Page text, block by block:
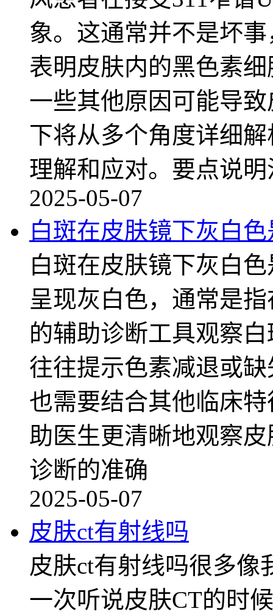
象。这通常并不是坏
表明皮肤内的黑色素
一些其他原因可能导
下将从多个角度详细
理解和应对。要点说
2025-05-07
白斑在皮肤镜下灰白
白斑在皮肤镜下灰白
呈现灰白色，通常是
的辅助诊断工具观察
往往提示色素减退或
也需要结合其他临床
助医生更清晰地观察
诊断的准确
2025-05-07
皮肤ct有射线吗
皮肤ct有射线吗很多像
一次听说皮肤CT的时